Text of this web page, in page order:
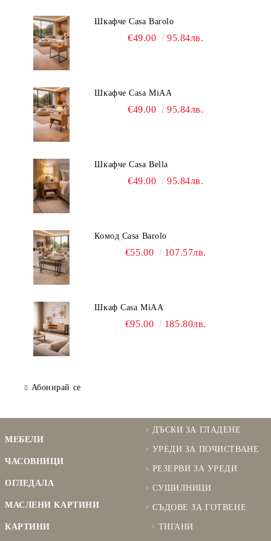
Шкафче Casa Barolo
€49.00 95.84лв.
Шкафче Casa MiAA
€49.00 95.84лв.
Шкафче Casa Bella
€49.00 95.84лв.
Комод Casa Barolo
€55.00 107.57лв.
Шкаф Casa MiAA
€95.00 185.80лв.
Абонирай се
МЕБЕЛИ
ЧАСОВНИЦИ
ОГЛЕДАЛА
МАСЛЕНИ КАРТИНИ
КАРТИНИ
ДЪСКИ ЗА ГЛАДЕНЕ
УРЕДИ ЗА ПОЧИСТВАНЕ
РЕЗЕРВИ ЗА УРЕДИ
СУШИЛНИЦИ
СЪДОВЕ ЗА ГОТВЕНЕ
ТИГАНИ